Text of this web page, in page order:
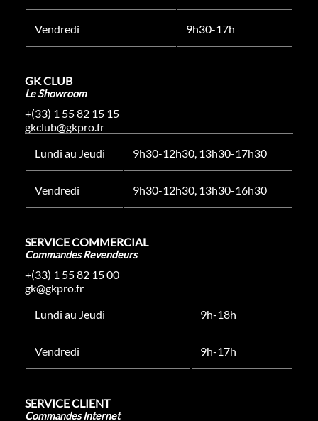
Vendredi 9h30-17h
GK CLUB
Le Showroom
+(33) 1 55 82 15 15
gkclub@gkpro.fr
Lundi au Jeudi
9h30-12h30, 13h30-17h30
Vendredi 9h30-12h30, 13h30-16h30
SERVICE COMMERCIAL
Commandes Revendeurs
+(33) 1 55 82 15 00
gk@gkpro.fr
Lundi au Jeudi
9h-18h
Vendredi 9h-17h
SERVICE CLIENT
Commandes Internet